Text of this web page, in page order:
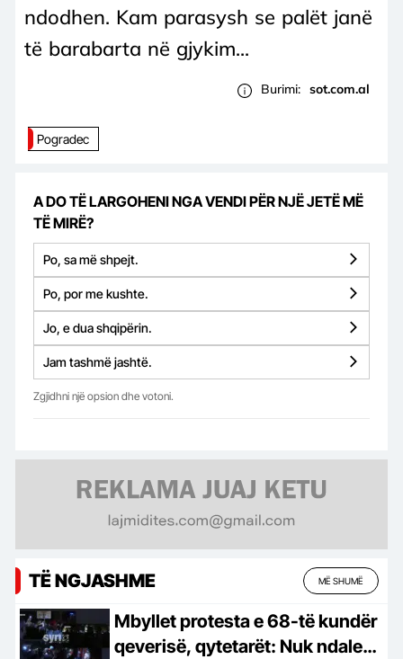
ndodhen. Kam parasysh se palët janë
të barabarta në gjykim...
Burimi: sot.com.al
Pogradec
A DO TË LARGOHENI NGA VENDI PËR NJË JETË MË
TË MIRË?
Po, sa më shpejt.
Po, por me kushte.
Jo, e dua shqipërin.
Jam tashmë jashtë.
Zgjidhni një opsion dhe votoni.
TË NGJASHME MË SHUMË
Mbyllet protesta e 68-të kundër
qeverisë, qytetarët: Nuk ndalemi